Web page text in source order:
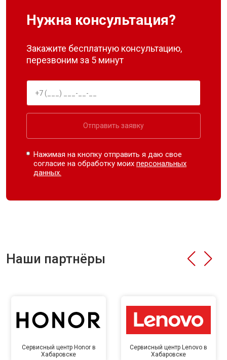
Нужна консультация?
Закажите бесплатную консультацию,
перезвоним за 5 минут
Отправить заявку
Нажимая на кнопку отправить я даю свое
согласие на обработку моихперсональных
данных.
Наши партнёры
Сервисный центр Honor в
Хабаровске
Сервисный центр Lenovo в
Хабаровске